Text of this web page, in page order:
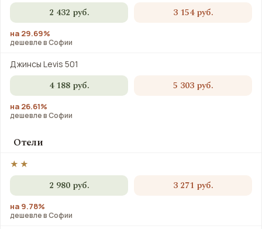
2 432 руб. 3 154 руб.
на 29.69%
дешевле в Софии
Джинсы Levis 501
4 188 руб. 5 303 руб.
на 26.61%
дешевле в Софии
Отели
★★
2 980 руб. 3 271 руб.
на 9.78%
дешевле в Софии